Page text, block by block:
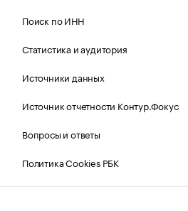
Поиск по ИНН
Статистика и аудитория
Источники данных
Источник отчетности Контур.Фокус
Вопросы и ответы
Политика Cookies РБК